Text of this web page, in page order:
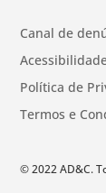
Canal de
Política de
Termos e
© 2022 AD&C.